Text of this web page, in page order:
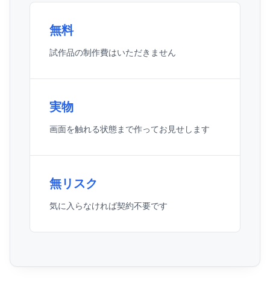
無料
試作品の制作費はいただきません
実物
画面を触れる状態まで作ってお見せします
無リスク
気に入らなければ契約不要です